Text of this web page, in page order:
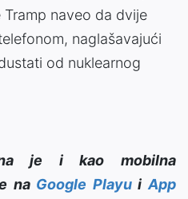
naveo da dvije
naglašavajući
od nuklearnog
je i kao mobilna
na Google PlayuiApp